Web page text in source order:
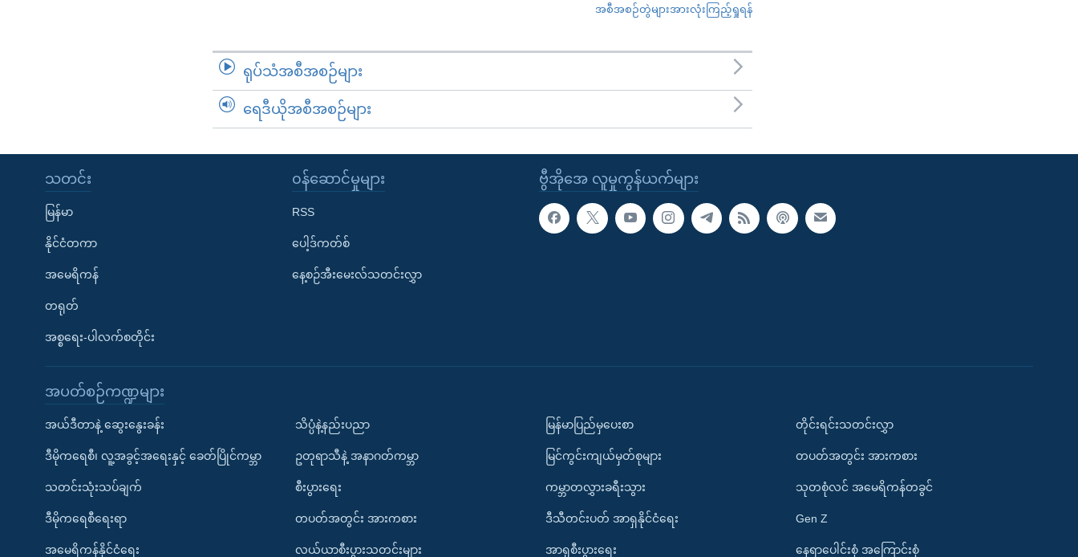
အစီအစဉ်တွဲများအားလုံးကြည့်ရှုရန်
ရုပ်သံအစီအစဉ်များ
ရေဒီယိုအစီအစဉ်များ
ဗွီအိုအေ လူမှုကွန်ယက်များ
သတင်း
မြန်မာ
နိုင်ငံတကာ
အမေရိကန်
တရုတ်
အစ္စရေး-ပါလက်စတိုင်း
၀န်ဆောင်မှုများ
RSS
ပေါ့ဒ်ကတ်စ်
နေ့စဉ်အီးမေးလ်သတင်းလွှာ
အပတ်စဉ်ကဏ္ဍများ
အယ်ဒီတာနဲ့ ဆွေးနွေးခန်း
ဒီမိုကရေစီ၊ လူ့အခွင့်အရေးနှင့် ခေတ်ပြိုင်ကမ္ဘာ
သတင်းသုံးသပ်ချက်
ဒီမိုကရေစီရေးရာ
အမေရိကန်နိုင်ငံရေး
သိပ္ပံနဲ့နည်းပညာ
ဥတုရာသီနဲ့ အနာဂတ်ကမ္ဘာ
စီးပွားရေး
တပတ်အတွင်း အားကစား
လယ်ယာစီးပွားသတင်းများ
မြန်မာပြည်မှပေးစာ
မြင်ကွင်းကျယ်မှတ်စုများ
ကမ္ဘာတလွှားခရီးသွား
ဒီသီတင်းပတ် အာရှနိုင်ငံရေး
အာရှစီးပွားရေး
တိုင်းရင်းသတင်းလွှာ
တပတ်အတွင်း အားကစား
သုတစုံလင် အမေရိကန်တခွင်
Gen Z
နေရာပေါင်းစုံ အကြောင်းစုံ